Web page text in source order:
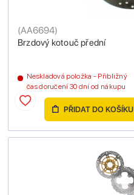
Brzdový kotouč přední
(AA6694)
Neskladová položka - Přibližný
čas doručení 30 dní od nákupu
PŘIDAT DO KOŠÍKU